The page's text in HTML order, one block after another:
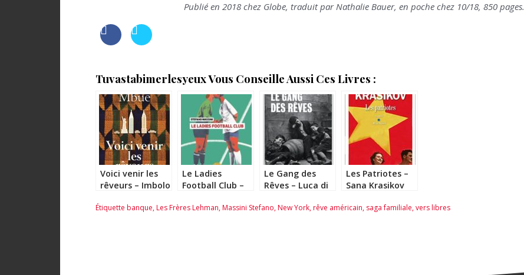
Publié en 2018 chez Globe, traduit par Nathalie Bauer, en poche chez 10/18, 850 pages.
Tuvastabimerlesyeux Vous Conseille Aussi Ces Livres :
Voici venir les
rêveurs – Imbolo
Le Ladies
Football Club –
Le Gang des
Rêves – Luca di
Les Patriotes –
Sana Krasikov
Étiquette banque,Les Frères Lehman,Massini Stefano,New York,rêve américain, saga familiale,vers libres